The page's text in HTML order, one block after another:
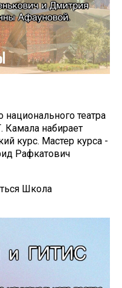
национального театра
Камала набирает
курс. Мастер курса -
Рафкатович
Школа